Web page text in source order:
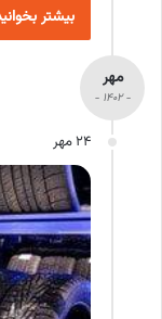
بیشتر
مهر
- 1402 -
24 مهر